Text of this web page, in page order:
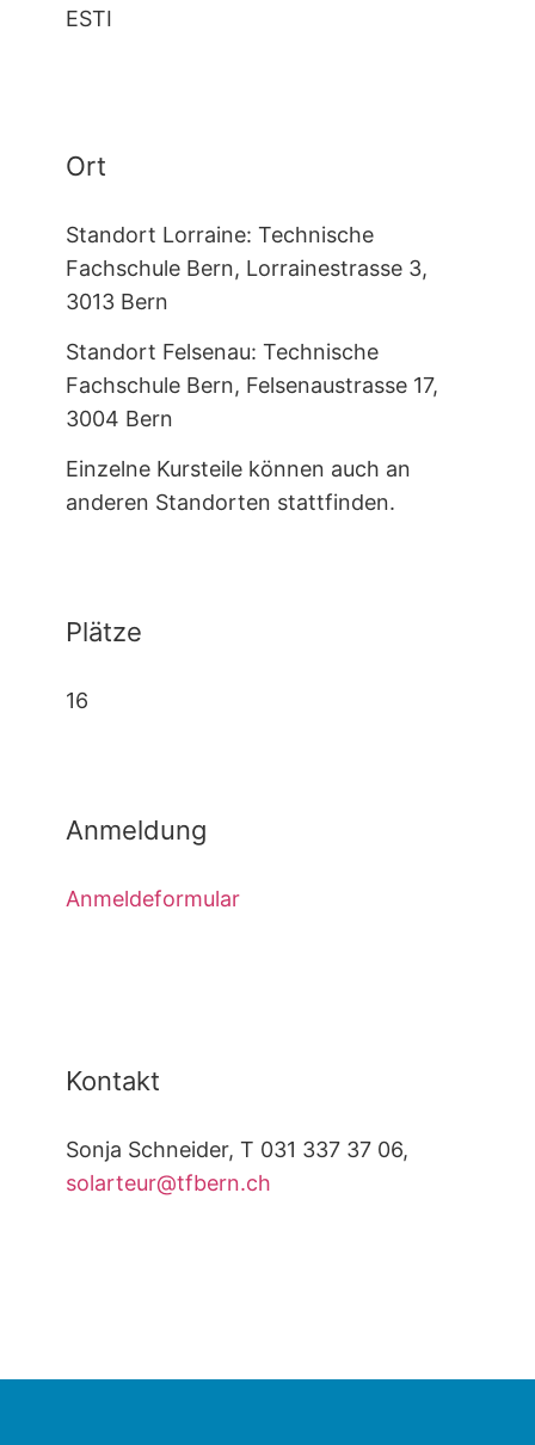
ESTI
Ort
Standort Lorraine: Technische
Fachschule Bern, Lorrainestrasse 3,
3013 Bern
Standort Felsenau: Technische
Fachschule Bern, Felsenaustrasse 17,
3004 Bern
Einzelne Kursteile können auch an
anderen Standorten stattfinden.
Plätze
16
Anmeldung
Anmeldeformular
Kontakt
Sonja Schneider, T 031 337 37 06,
solarteur@tfbern.ch